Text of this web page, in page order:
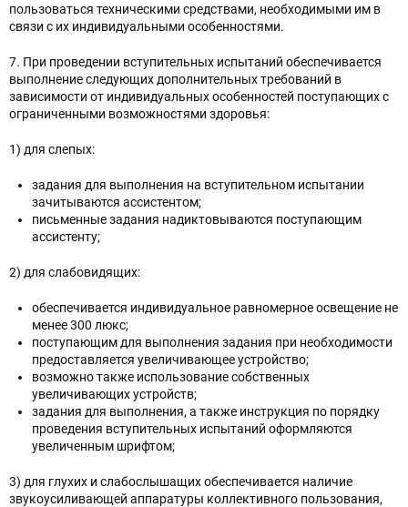
пользоваться техническими средствами, необходимыми им в
связи с их индивидуальными особенностями.
7. При проведении вступительных испытаний обеспечивается
выполнение следующих дополнительных требований в
зависимости от индивидуальных особенностей поступающих с
ограниченными возможностями здоровья:
1) для слепых:
задания для выполнения на вступительном испытании
зачитываются ассистентом;
письменные задания надиктовываются поступающим
ассистенту;
2) для слабовидящих:
обеспечивается индивидуальное равномерное освещение не
менее 300 люкс;
поступающим для выполнения задания при необходимости
предоставляется увеличивающее устройство;
возможно также использование собственных
увеличивающих устройств;
задания для выполнения, а также инструкция по порядку
проведения вступительных испытаний оформляются
увеличенным шрифтом;
3) для глухих и слабослышащих обеспечивается наличие
звукоусиливающей аппаратуры коллективного пользования,